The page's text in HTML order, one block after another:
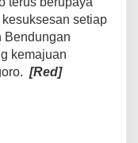
setiap
Bendungan
kemajuan
[Red]